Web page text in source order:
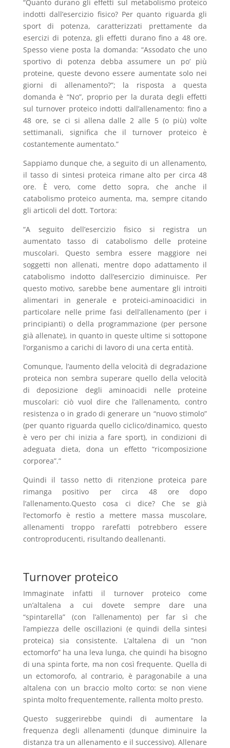
“Quanto durano gli effetti sul metabolismo proteico
indotti dall’esercizio fisico? Per quanto riguarda gli
sport di potenza, caratterizzati prettamente da
esercizi di potenza, gli effetti durano fino a 48 ore.
Spesso viene posta la domanda: “Assodato che uno
sportivo di potenza debba assumere un po’ più
proteine, queste devono essere aumentate solo nei
giorni di allenamento?”; la risposta a questa
domanda è “No”, proprio per la durata degli effetti
sul turnover proteico indotti dall’allenamento: fino a
48 ore, se ci si allena dalle 2 alle 5 (o più) volte
settimanali, significa che il turnover proteico è
costantemente aumentato.”
Sappiamo dunque che, a seguito di un allenamento,
il tasso di sintesi proteica rimane alto per circa 48
ore. È vero, come detto sopra, che anche il
catabolismo proteico aumenta, ma, sempre citando
gli articoli del dott. Tortora:
“A seguito dell’esercizio fisico si registra un
aumentato tasso di catabolismo delle proteine
muscolari. Questo sembra essere maggiore nei
soggetti non allenati, mentre dopo adattamento il
catabolismo indotto dall’esercizio diminuisce. Per
questo motivo, sarebbe bene aumentare gli introiti
alimentari in generale e proteici-aminoacidici in
particolare nelle prime fasi dell’allenamento (per i
principianti) o della programmazione (per persone
già allenate), in quanto in queste ultime si sottopone
l’organismo a carichi di lavoro di una certa entità.
Comunque, l’aumento della velocità di degradazione
proteica non sembra superare quello della velocità
di deposizione degli aminoacidi nelle proteine
muscolari: ciò vuol dire che l’allenamento, contro
resistenza o in grado di generare un “nuovo stimolo”
(per quanto riguarda quello ciclico/dinamico, questo
è vero per chi inizia a fare sport), in condizioni di
adeguata dieta, dona un effetto “ricomposizione
corporea”.”
Quindi il tasso netto di ritenzione proteica pare
rimanga positivo per circa 48 ore dopo
l’allenamento.Questo cosa ci dice? Che se già
l’ectomorfo è restìo a mettere massa muscolare,
allenamenti troppo rarefatti potrebbero essere
controproducenti, risultando deallenanti.
Turnover proteico
Immaginate infatti il turnover proteico come
un’altalena a cui dovete sempre dare una
“spintarella” (con l’allenamento) per far sì che
l’ampiezza delle oscillazioni (e quindi della sintesi
proteica) sia consistente. L’altalena di un “non
ectomorfo” ha una leva lunga, che quindi ha bisogno
di una spinta forte, ma non così frequente. Quella di
un ectomorofo, al contrario, è paragonabile a una
altalena con un braccio molto corto: se non viene
spinta molto frequentemente, rallenta molto presto.
Questo suggerirebbe quindi di aumentare la
frequenza degli allenamenti (dunque diminuire la
distanza tra un allenamento e il successivo). Allenare